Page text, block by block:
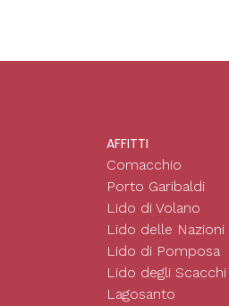
AFFITTI
Comacchio
Porto Garibaldi
Lido di Volano
Lido delle Nazioni
Lido di Pomposa
Lido degli Scacchi
Lagosanto